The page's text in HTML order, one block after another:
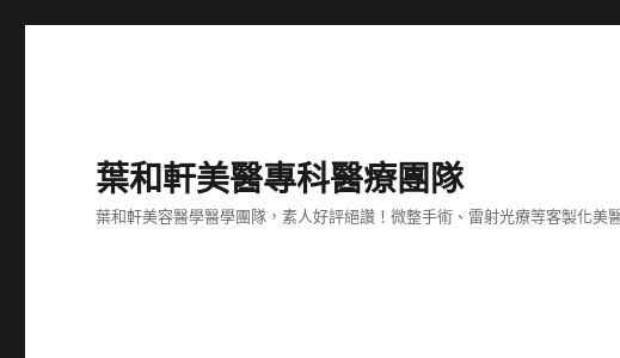
葉和軒美醫專科醫療團隊
葉和軒美容醫學醫學團隊，素人好評絕讚！微整手術、雷射光療等客製化